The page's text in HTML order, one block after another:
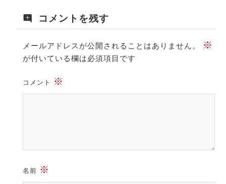
コメントを残す
メールアドレスが公開されることはありません。 ※
が付いている欄は必須項目です
コメント ※
名前 ※